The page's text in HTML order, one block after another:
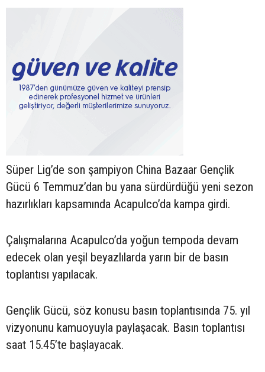
Süper Lig’de son şampiyon China Bazaar Gençlik
Gücü 6 Temmuz’dan bu yana sürdürdüğü yeni sezon
hazırlıkları kapsamında Acapulco’da kampa girdi.
Çalışmalarına Acapulco’da yoğun tempoda devam
edecek olan yeşil beyazlılarda yarın bir de basın
toplantısı yapılacak.
Gençlik Gücü, söz konusu basın toplantısında 75. yıl
vizyonunu kamuoyuyla paylaşacak. Basın toplantısı
saat 15.45’te başlayacak.